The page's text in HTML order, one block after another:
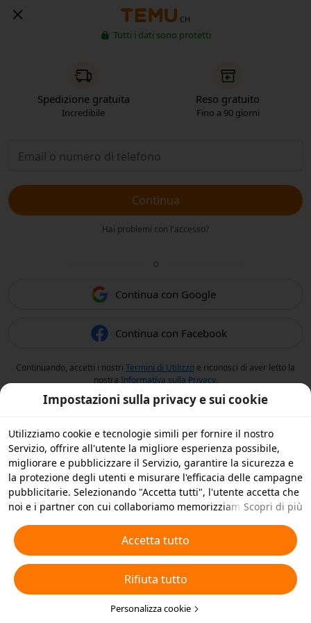
CH
Tutti i dati sono protetti
Spedizione gratuita
Incredibile
Reso gratuito
Fino a 90 giorni
Continua
Hai problemi con l'accesso?
o
Continua con Google
Continua con Facebook
Continuando, accetti i nostri Termini di Utilizzo e riconosci di aver letto la
nostra Informativa sulla Privacy.
Impostazioni sulla privacy e sui cookie
Utilizziamo cookie e tecnologie simili per fornire il nostro
Servizio, offrire all'utente la migliore esperienza possibile,
migliorare e pubblicizzare il Servizio, garantire la sicurezza e
la protezione degli utenti e misurare l'efficacia delle campagne
pubblicitarie. Selezionando "Accetta tutti", l'utente accetta che
noi e i partner con cui collaboriamo memorizziamo cookie e
pubblicitari. L'utente può anche selezionare "Rifiuta tutti" per i
cookie non essenziali, oppure scegliere quali tipi di cookie
accettare o disattivare cliccando su "Personalizza cookie" qui
sotto o in qualsiasi momento nelle impostazioni sulla privacy.
Per ulteriori informazioni, visualizza la nostraInformativa sui
Cookie e sulle Tecnologie Simili.
Scopri di più
Accetta tutto
Rifiuta tutto
Personalizza cookie